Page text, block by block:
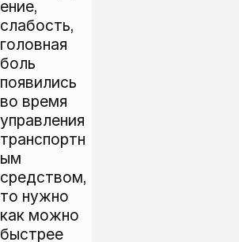
ение,
слабость,
головная
боль
появились
во время
управления
транспортн
ым
средством,
то нужно
как можно
быстрее